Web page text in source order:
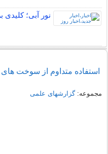
نور آبی؛
استفاده متداوم از سوخت
مجموعه:گزارشهای علمی